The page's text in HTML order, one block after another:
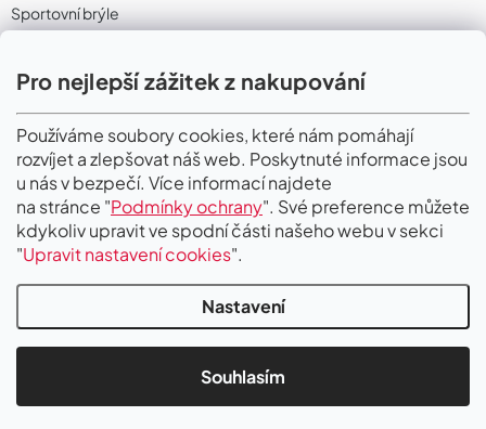
Pro nejlepší zážitek z nakupování
Používáme soubory cookies, které nám pomáhají
rozvíjet a zlepšovat náš web. Poskytnuté informace jsou
u nás v bezpečí. Více informací najdete
na stránce "Podmínky ochrany". Své preference můžete
kdykoliv upravit ve spodní části našeho webu v sekci
"Upravit nastavení cookies".
Nastavení
Souhlasím
Sportovní brýle
Sportovní dioptrické brýle
II. Jakost
PŘIJÍMÁME ONLINE PLATBY
Copyright 2026Gigaoptik. Všechna práva vyhrazena.Upravit nastavení
cookies